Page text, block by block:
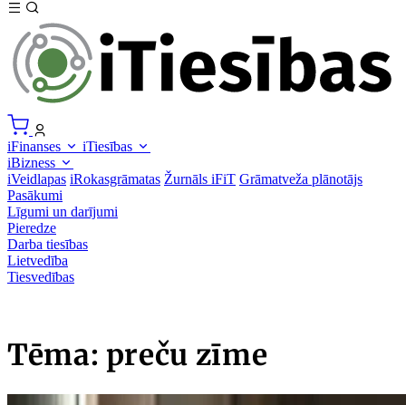
iFinanses
iTiesības
iBizness
iVeidlapas iRokasgrāmatas Žurnāls iFiT Grāmatveža plānotājs
Pasākumi
Līgumi un darījumi
Pieredze
Darba tiesības
Lietvedība
Tiesvedības
Tēma: preču zīme